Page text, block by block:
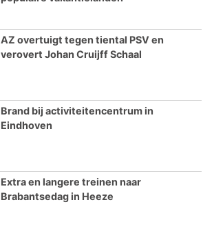
AZ overtuigt tegen tiental PSV en
verovert Johan Cruijff Schaal
Brand bij activiteitencentrum in
Eindhoven
Extra en langere treinen naar
Brabantsedag in Heeze